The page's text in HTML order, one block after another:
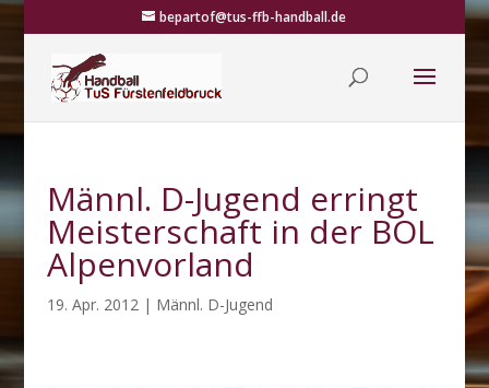
bepartof@tus-ffb-handball.de
Männl. D-Jugend erringt
Meisterschaft in der BOL
Alpenvorland
19. Apr. 2012| Männl. D-Jugend